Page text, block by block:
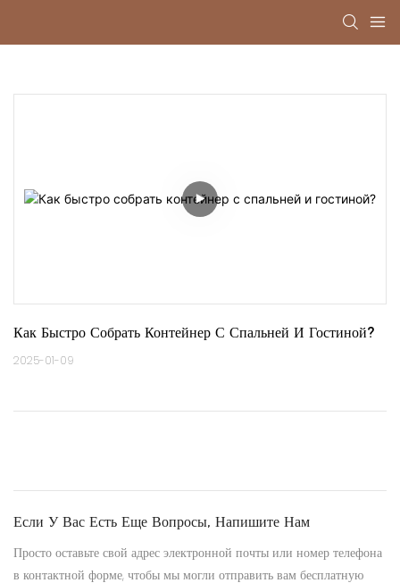
Как Быстро Собрать Контейнер С Спальней И Гостиной?
2025-01-09
Если У Вас Есть Еще Вопросы, Напишите Нам
Просто оставьте свой адрес электронной почты или номер телефона
в контактной форме, чтобы мы могли отправить вам бесплатную